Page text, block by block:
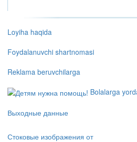
Loyiha haqida
Foydalanuvchi shartnomasi
Reklama beruvchilarga
Bolalarga
Выходные данные
Стоковые изображения от